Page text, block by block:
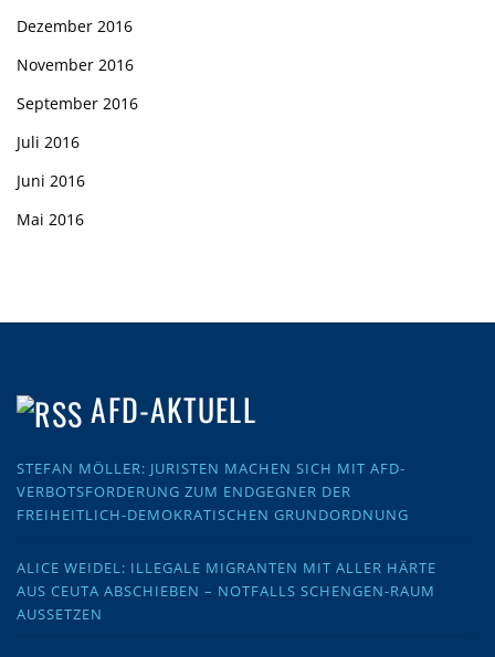
Dezember 2016
November 2016
September 2016
Juli 2016
Juni 2016
Mai 2016
AFD-AKTUELL
STEFAN MÖLLER: JURISTEN MACHEN SICH MIT AFD-
VERBOTSFORDERUNG ZUM ENDGEGNER DER
FREIHEITLICH-DEMOKRATISCHEN GRUNDORDNUNG
ALICE WEIDEL: ILLEGALE MIGRANTEN MIT ALLER HÄRTE
AUS CEUTA ABSCHIEBEN – NOTFALLS SCHENGEN-RAUM
AUSSETZEN